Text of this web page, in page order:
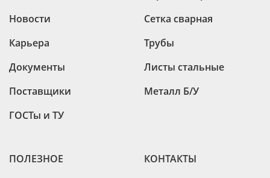
Новости
Карьера
Документы
Поставщики
ГОСТы и ТУ
Сетка сварная
Трубы
Листы стальные
Металл Б/У
ПОЛЕЗНОЕ
КОНТАКТЫ